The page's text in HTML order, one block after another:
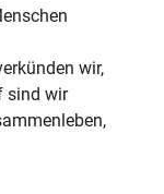
wir,
sind wir